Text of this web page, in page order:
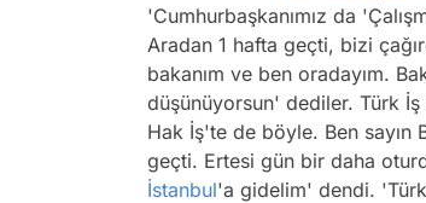
'Cumhurbaşkanımız da
Aradan 1 hafta geçti, bizi
bakanım ve ben oradayım.
düşünüyorsun' dediler. Türk
Hak İş'te de böyle. Ben
geçti. Ertesi gün bir daha
İstanbul'a gidelim' dendi.